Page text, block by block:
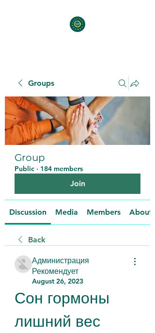
Groups
Group
Public · 184 members
Join
Discussion Media Members About
Back
Администрация
Рекомендует
August 26, 2023
Сон гормоны
лишний вес